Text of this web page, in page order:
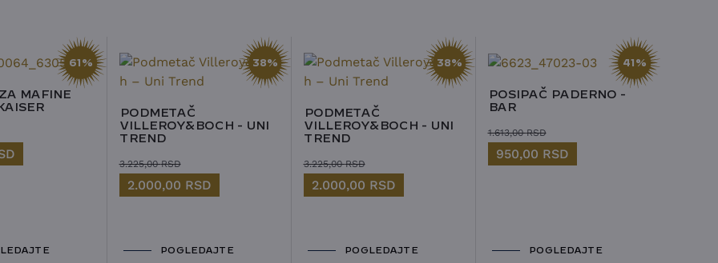
61%
MAFINE
38%
PODMETAČ
VILLEROY&BOCH - UNI
TREND
3.225,00RSD
2.000,00 RSD
POGLEDAJTE
38%
PODMETAČ
VILLEROY&BOCH - UNI
TREND
3.225,00RSD
2.000,00 RSD
POGLEDAJTE
41%
POSIPAČ PADERNO -
BAR
1.613,00RSD
950,00 RSD
POGLEDAJTE